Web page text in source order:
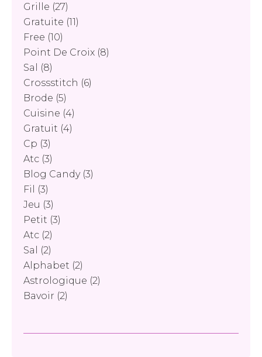
Grille (27)
Gratuite (11)
Free (10)
Point De Croix (8)
Sal
(8)
Crossstitch (6)
Brode (5)
Cuisine (4)
Gratuit (4)
Cp (3)
Atc (3)
Blog Candy(3)
Fil
(3)
Jeu (3)
Petit (3)
Atc (2)
Sal
(2)
Alphabet (2)
Astrologique (2)
Bavoir (2)